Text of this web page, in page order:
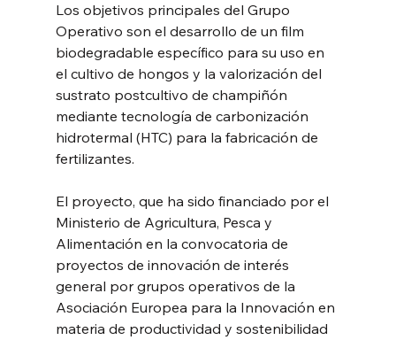
Los objetivos principales del Grupo
Operativo son el desarrollo de un film
biodegradable específico para su uso en
el cultivo de hongos y la valorización del
sustrato postcultivo de champiñón
mediante tecnología de carbonización
hidrotermal (HTC) para la fabricación de
fertilizantes.
El proyecto, que ha sido financiado por el
Ministerio de Agricultura, Pesca y
Alimentación en la convocatoria de
proyectos de innovación de interés
general por grupos operativos de la
Asociación Europea para la Innovación en
materia de productividad y sostenibilidad